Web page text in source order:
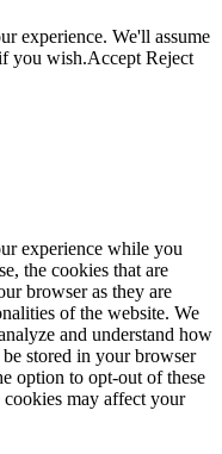
experience. We'll assume
you wish.Accept Reject
experience while you
the cookies that are
browser as they are
of the website. We
and understand how
stored in your browser
option to opt-out of these
may affect your